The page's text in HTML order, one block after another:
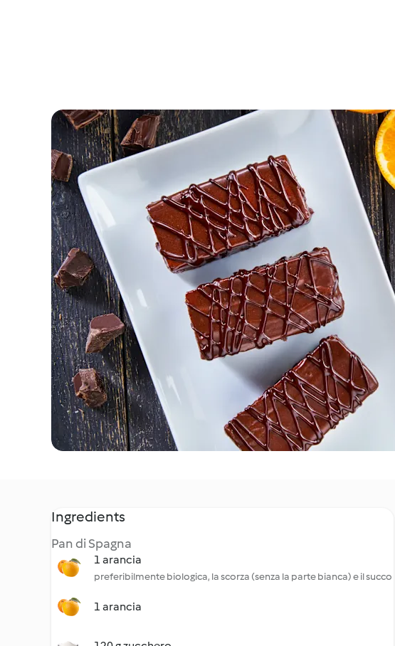
Ingredients
Pan di Spagna
1 arancia
preferibilmente biologica, la scorza (senza la parte bianca) e il succo
1 arancia